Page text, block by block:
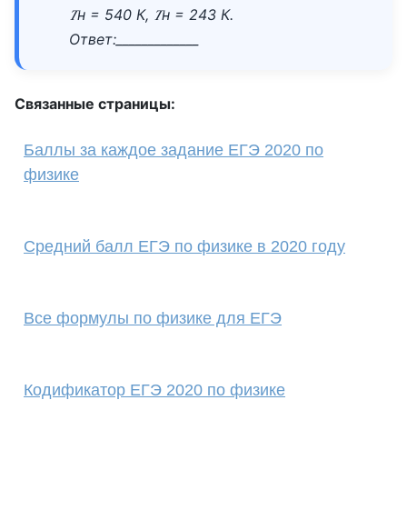
𝑇н = 540 К, 𝑇н = 243 К.
Ответ:_____________
Связанные страницы:
Баллы за каждое задание ЕГЭ 2020 по
физике
Средний балл ЕГЭ по физике в 2020 году
Все формулы по физике для ЕГЭ
Кодификатор ЕГЭ 2020 по физике